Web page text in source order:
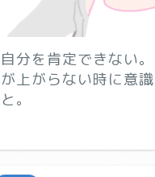
自分を肯定できない
が上がらない時に意
と。